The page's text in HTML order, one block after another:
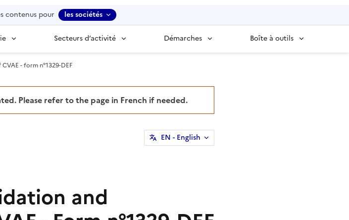
contenus pour les sociétés
Secteurs d’activité Démarches Boîte à outils
- form n°1329-DEF
Please refer to the page in French if needed.
EN - English
and